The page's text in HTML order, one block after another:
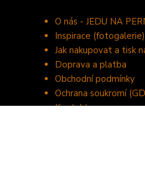
O nás - JEDU NA
Inspirace (fotogalerie)
Jak nakupovat a tisk
Doprava a platba
Obchodní podmínky
Ochrana soukromí
Kontakty